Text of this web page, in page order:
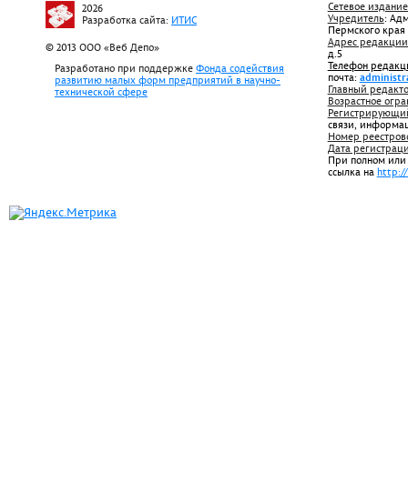
2026
Разработка сайта: ИТИС
© 2013 ООО «Веб Депо»
Разработано при поддержке Фонда содействия
развитию малых форм предприятий в научно-
технической сфере
Сетевое
Учредитель:
Пермского края
Адрес
д.5
Телефон
почта:
Главный
Возрастное
связи,
Номер
Дата
При полном или
ссылка на http://